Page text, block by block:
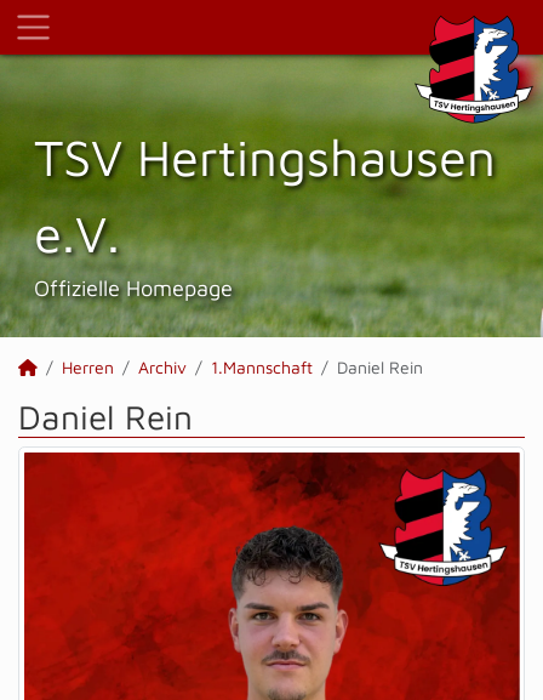
TSV Hertings­hausen
e.V.
Offizielle Homepage
Herren Archiv 1.Mannschaft Daniel Rein
Daniel Rein